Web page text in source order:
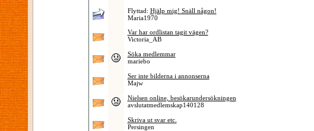
Flyttad: Hjälp mig! Snäll någon!
Maria1970
Var har ordlistan tagit vägen?
Victoria_AB
Söka medlemmar
mariebo
Ser inte bilderna i annonserna
Majw
Nielsen online, besökarundersökningen
avslutatmedlemskap140128
Skriva ut svar etc.
Persingen